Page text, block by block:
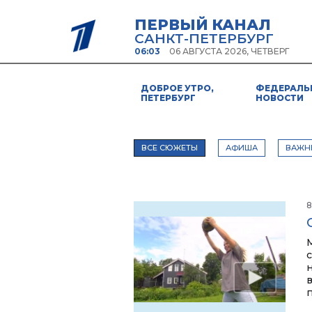
ПЕРВЫЙ КАНАЛ
САНКТ-ПЕТЕРБУРГ
06:03 06 АВГУСТА 2026, ЧЕТВЕРГ
ДОБРОЕ УТРО,
ПЕТЕРБУРГ
НОВОСТИ
ВСЕ СЮЖЕТЫ АФИША